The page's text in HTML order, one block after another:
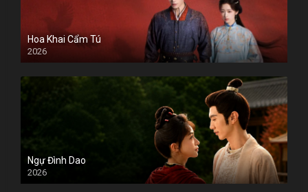
Hoa Khai Cẩm Tú
2026
Ngự Đình Dao
2026